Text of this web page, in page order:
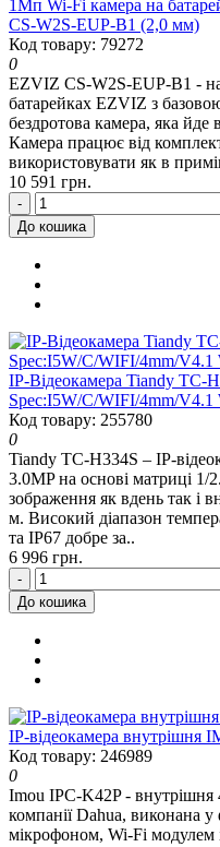
1Мп Wi-Fi камера на
CS-W2S-EUP-B1 (2,0 мм)
Код товару: 79272
0
EZVIZ CS-W2S-EUP-B1 -
батарейках EZVIZ з
бездротова камера, яка йде
Камера працює від
використовувати як в
10 591 грн.
-
До кошика
IP-Відеокамера Tiandy TC-
Spec:I5W/C/WIFI/4mm/V4.1
Код товару: 255780
0
Tiandy TC-H334S – IP-
3.0MP на основі матриці 1/
зображення як вдень так і
м. Високий діапазон
та ІР67 добре за..
6 996 грн.
-
До кошика
IP-відеокамера внутрішня
Код товару: 246989
0
Imou IPC-K42P - внутрішня
компанії Dahua, виконана
мікрофоном, Wi-Fi модулем